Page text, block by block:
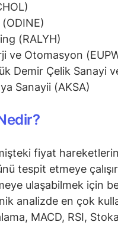
(RALYH)
ve Otomasyon
Demir Çelik Sanayi
Sanayii (AKSA)
fiyat
tespit etmeye
ulaşabilmek için
analizde en çok
MACD, RSI,